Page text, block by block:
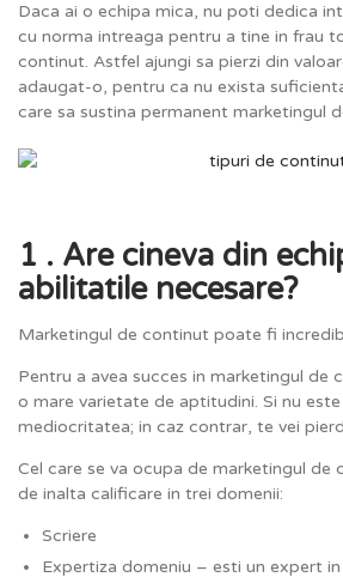
Daca ai o echipa mica, nu poti dedica
cu norma intreaga pentru a tine in frau
continut. Astfel ajungi sa pierzi din
adaugat-o, pentru ca nu exista
care sa sustina permanent marketingul
1 . Are cineva din
abilitatile necesare?
Marketingul de continut poate fi
Pentru a avea succes in marketingul de
o mare varietate de aptitudini. Si nu
mediocritatea; in caz contrar, te vei
Cel care se va ocupa de marketingul de
de inalta calificare in trei domenii:
Scriere
Expertiza domeniu – esti un expert